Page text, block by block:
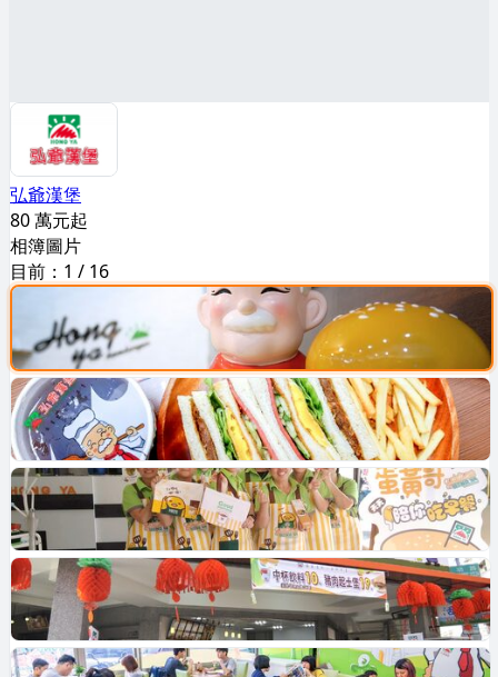
弘爺漢堡
80 萬元起
相簿圖片
目前： 1 / 16